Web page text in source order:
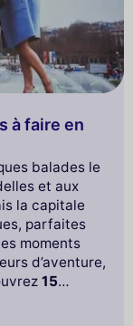
à faire en
balades le
et aux
la capitale
parfaites
moments
d’aventure,
15